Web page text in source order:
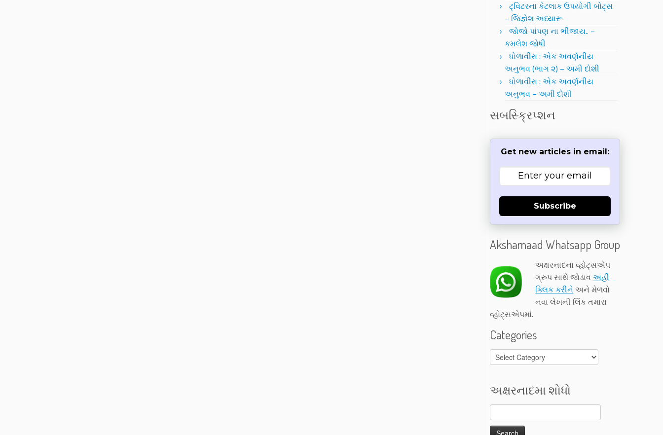
ટ્વિટરના કેટલાક ઉપયોગી બોટ્સ
– જિજ્ઞેશ અધ્યારૂ
જોજો પાંપણ ના ભીંજાય.. –
કમલેશ જોષી
ધોળાવીરા : એક અવર્ણનીય
અનુભવ (ભાગ ૨) – અમી દોશી
ધોળાવીરા : એક અવર્ણનીય
અનુભવ – અમી દોશી
સબસ્ક્રિપ્શન
Get new articles in email:
Subscribe
Aksharnaad Whatsapp Group
અક્ષરનાદના વ્હોટ્સએપ
ગ્રુપ સાથે જોડાવઅહીં
ક્લિક કરીને અને મેળવો
નવા લેખની લિંક તમારા
વ્હોટ્સએપમાં.
Categories
Categories
અક્ષરનાદમા શોધો